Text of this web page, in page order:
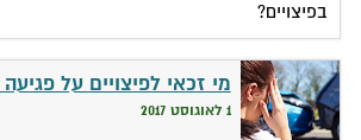
בפיצויים?
מי זכאי לפיצויים על
1 לאוגוסט 2017